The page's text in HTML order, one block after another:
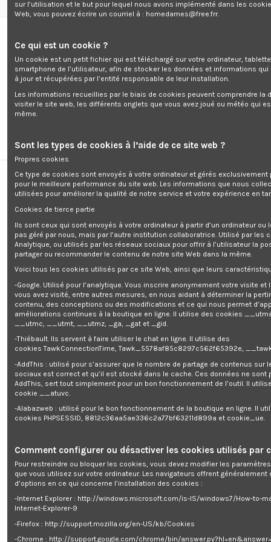
Livraison Mentions légales Accueil Wishlist ( 0)
Accueil Sport
Sport
Pertinence
1 point fidélité gagné pour
1,00 € d'achat
Rupture de stock
0,00 €
Sport
Vélo électrique
sur l’utilisation et le but pour lequel nous avons implémenté dans les
Web, vous pouvez écrire un courriel à : homedames@free.frr.
Ce qui est un cookie ?
Un cookie est un petit fichier qui est téléchargé sur votre ordinateur,
smartphone de l’utilisateur, afin de stocker les données et informations
à jour et récupérées par l’entité responsable de leur installation.
Les informations recueillies par le biais de cookies peuvent comprendre la
visiter le site web, les différents onglets que vous avez joué ou météo qui
même.
Sont les types de cookies à l’aide de ce site web ?
Propres cookies
Ce type de cookies sont envoyés à votre ordinateur et gérés exclusivement
pour le meilleure performance du site web. Les informations que nous
utilisées pour améliorer la qualité de notre service et votre expérience en
Cookies de tierce partie
Ils sont ceux qui sont envoyés à votre ordinateur à partir d’un ordinateur ou
pas géré par nous, mais par l’autre institution collaboratrice. Utilisé par les
Analytique, ou utilisés par les réseaux sociaux pour offrir à l’utilisateur la
partager ou recommander le contenu de notre site Web dans la même.
Voici tous les cookies utilisés par ce site Web, ainsi que leurs
-Google. Utilisé pour l’analytique. Vous inscrire anonymement votre visite et
vous avez visité, entre autres mesures, en nous aidant à déterminer la
contenu, des conceptions ou des modifications et ce qui nous permet
améliorations continues à la boutique en ligne. Il utilise des cookies
__utmc, __utmt, __utmz, _ga, _gat et _gid.
-Thiébault. Ils servent à faire utiliser le chat en ligne. Il utilise des
cookies TawkConnectionTime, Tawk_5578af85c8297c562f65392e,
-AddThis : utilisé pour s’assurer que le nombre de partage de contenus sur
sociaux est correct et qu’il est stocké dans le cache. Ces données ne sont
AddThis, sert tout simplement pour un bon fonctionnement de l’outil. Il
cookie __atuvc.
-Alabazweb : utilisé pour le bon fonctionnement de la boutique en ligne. Il
cookies PHPSESSID, 8812c36aa5ae336c2a77bf63211d899a et cookie_ue.
Comment configurer ou désactiver les cookies utilisés par
Pour restreindre ou bloquer les cookies, vous devez modifier les
que vous utilisez sur votre ordinateur. Les navigateurs offrent généralement
d’options en ce qui concerne l’installation des cookies :
-Internet Explorer : http://windows.microsoft.com/is-IS/windows7/How-to-
Internet-Explorer-9
-Firefox : http://support.mozilla.org/en-US/kb/Cookies
-Chrome : http://support.google.com/chrome/bin/